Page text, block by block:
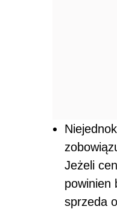
Jeżeli
powinien
sprzeda